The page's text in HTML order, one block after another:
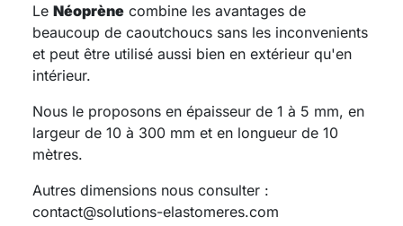
Le Néoprène combine les avantages de
beaucoup de caoutchoucs sans les inconvenients
et peut être utilisé aussi bien en extérieur qu'en
intérieur.
Nous le proposons en épaisseur de 1 à 5 mm, en
largeur de 10 à 300 mm et en longueur de 10
mètres.
Autres dimensions nous consulter :
contact@solutions-elastomeres.com